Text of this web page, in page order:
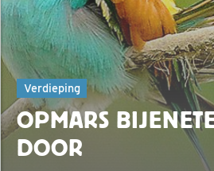
Verdieping
OPMARS
DOOR